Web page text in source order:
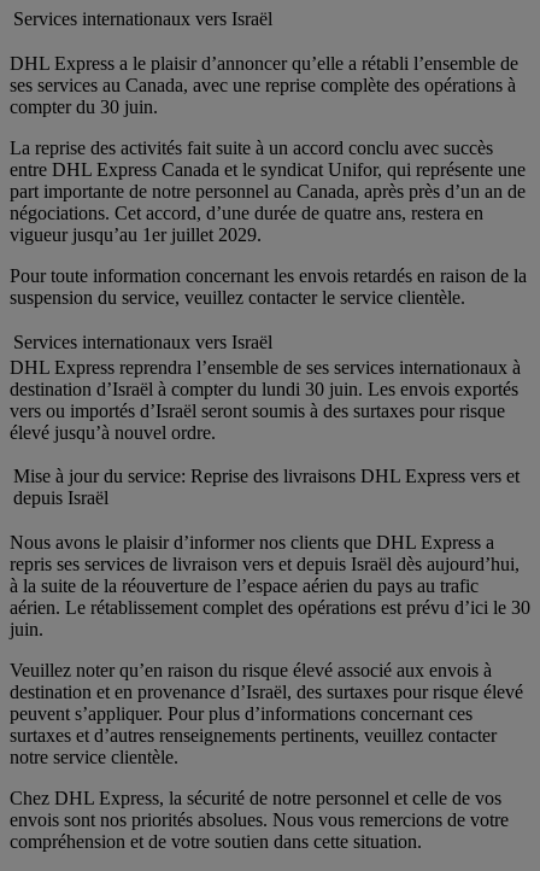
Services internationaux vers Israël
DHL Express a le plaisir d’annoncer qu’elle a rétabli l’ensemble de
ses services au Canada, avec une reprise complète des opérations à
compter du 30 juin.
La reprise des activités fait suite à un accord conclu avec succès
entre DHL Express Canada et le syndicat Unifor, qui représente une
part importante de notre personnel au Canada, après près d’un an de
négociations. Cet accord, d’une durée de quatre ans, restera en
vigueur jusqu’au 1er juillet 2029.
Pour toute information concernant les envois retardés en raison de la
suspension du service, veuillez contacter le service clientèle.
Services internationaux vers Israël
DHL Express reprendra l’ensemble de ses services internationaux à
destination d’Israël à compter du lundi 30 juin. Les envois exportés
vers ou importés d’Israël seront soumis à des surtaxes pour risque
élevé jusqu’à nouvel ordre.
Mise à jour du service: Reprise des livraisons DHL Express vers et
depuis Israël
Nous avons le plaisir d’informer nos clients que DHL Express a
repris ses services de livraison vers et depuis Israël dès aujourd’hui,
à la suite de la réouverture de l’espace aérien du pays au trafic
aérien. Le rétablissement complet des opérations est prévu d’ici le 30
juin.
Veuillez noter qu’en raison du risque élevé associé aux envois à
destination et en provenance d’Israël, des surtaxes pour risque élevé
peuvent s’appliquer. Pour plus d’informations concernant ces
surtaxes et d’autres renseignements pertinents, veuillez contacter
notre service clientèle.
Chez DHL Express, la sécurité de notre personnel et celle de vos
envois sont nos priorités absolues. Nous vous remercions de votre
compréhension et de votre soutien dans cette situation.